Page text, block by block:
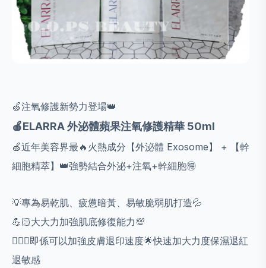
🍏注氧修護新勢力登場👑
🍎ELARRA 外泌體蘋果注氧修護精華 50ml
🍏近年美容界最🔥火熱成分【外泌體 Exosome】 + 【幹
細胞精萃】👑強勢結合外泌+注氧+幹細胞🉐️
💡專為易乾肌、疲憊暗黃、易敏脆弱肌打造💦
💪🏻大大力加強肌底修復能力💯
💁🏻‍♀️即係可以加強皮膚退印速度🌟快速加大力度保濕退紅
退敏感